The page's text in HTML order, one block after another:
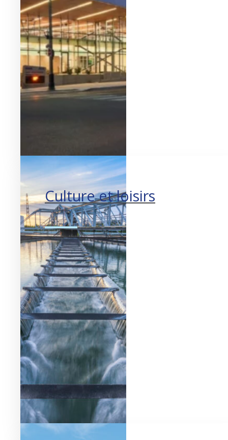
Créer des espaces attirants.
Culture et loisirs
Rassembler les collectivités.